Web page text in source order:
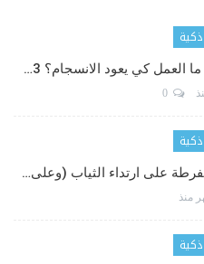
ذكية
كي يعود الانسجام؟ 3…
0
ذكية
على ارتداء الثياب (وعلى…
ذكية